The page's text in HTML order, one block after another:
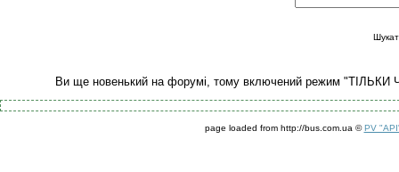
Ви ще новенький на форумі, тому включений режим "ТІЛЬКИ
page loaded from http://bus.com.ua ©PV